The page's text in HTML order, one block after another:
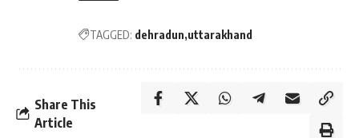
TAGGED: dehradun uttarakhand
Share This
Article